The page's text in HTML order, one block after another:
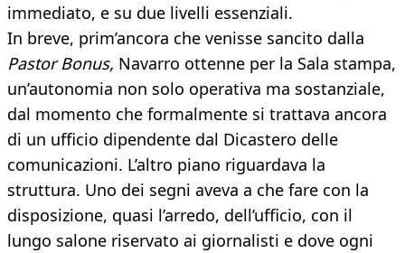
immediato, e su due livelli essenziali.
In breve, prim’ancora che venisse sancito dalla
Pastor Bonus, Navarro ottenne per la Sala stampa,
un’autonomia non solo operativa ma sostanziale,
dal momento che formalmente si trattava ancora
di un ufficio dipendente dal Dicastero delle
comunicazioni. L’altro piano riguardava la
struttura. Uno dei segni aveva a che fare con la
disposizione, quasi l’arredo, dell’ufficio, con il
lungo salone riservato ai giornalisti e dove ogni